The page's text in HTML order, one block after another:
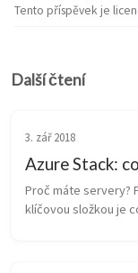
Tento příspěvek je
Další čtení
3. zář 2018
Azure Stack:
Proč máte servery?
klíčovou složkou je